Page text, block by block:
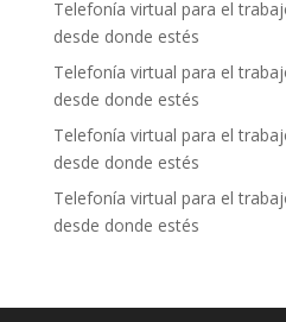
Telefonía virtual para el
desde donde estés
Telefonía virtual para el
desde donde estés
Telefonía virtual para el
desde donde estés
Telefonía virtual para el
desde donde estés